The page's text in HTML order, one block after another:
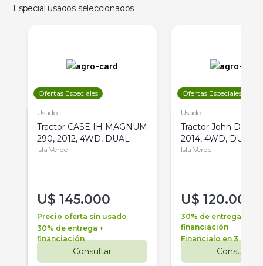
Especial usados seleccionados
Ofertas Especiales
Usado
Tractor CASE IH MAGNUM
290, 2012, 4WD, DUAL
Isla Verde
U$ 145.000
Precio oferta sin usado
30% de entrega +
financiación
Consultar
Ofertas Especiales
Usado
Tractor John Deere
2014, 4WD, DUAL
Isla Verde
U$ 120.000
30% de entrega +
financiación
Financialo en 3 años
Consultar